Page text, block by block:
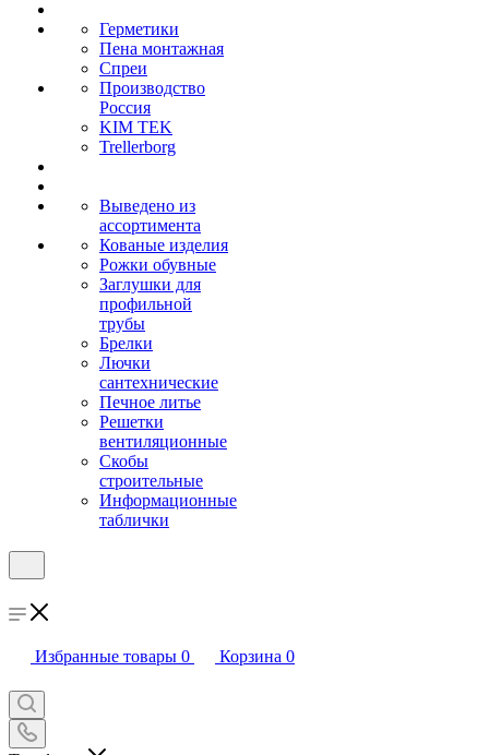
Герметики
Пена монтажная
Спреи
Производство
Россия
KIM TEK
Trellerborg
Выведено из
ассортимента
Кованые изделия
Рожки обувные
Заглушки для
профильной
трубы
Брелки
Лючки
сантехнические
Печное литье
Решетки
вентиляционные
Скобы
строительные
Информационные
таблички
Избранные товары 0 Корзина 0